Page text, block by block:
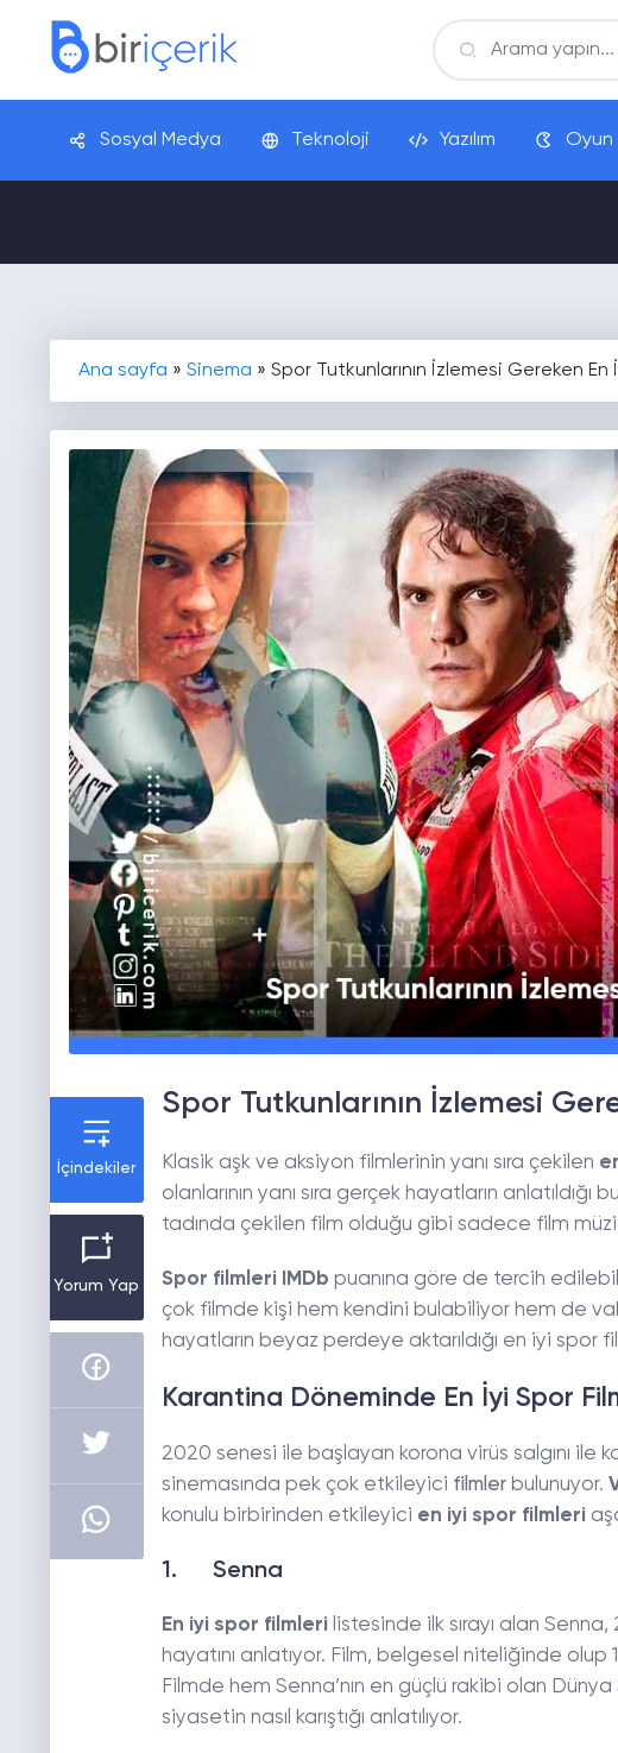
Sosyal Medya Teknoloji Yazılım Oyun
Ana sayfa » Sinema » Spor Tutkunlarının İzlemesi Gereken En
İçindekiler
Yorum Yap
Spor Tutkunlarının İzlemesi
Klasik aşk ve aksiyon filmlerinin yanı sıra çekilen
olanlarının yanı sıra gerçek hayatların
tadında çekilen film olduğu gibi sadece film
Spor filmleri IMDb puanına göre de tercih
çok filmde kişi hem kendini bulabiliyor hem de
hayatların beyaz perdeye aktarıldığı en iyi spor
Karantina Döneminde En İyi Spor
2020 senesi ile başlayan korona virüs salgını
sinemasında pek çok etkileyici filmler bulunuyor.
konulu birbirinden etkileyici en iyi spor filmleri
1. Senna
En iyi spor filmlerilistesinde ilk sırayı alan Senna,
hayatını anlatıyor. Film, belgesel niteliğinde olup
Filmde hem Senna’nın en güçlü rakibi olan
siyasetin nasıl karıştığı anlatılıyor.